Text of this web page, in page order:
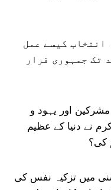
انتخاب کیسے عمل
تک جمہوری قرار
اور یہود و
نے دنیا کے عظیم
کی؟
میں تزکیہ نفس کی